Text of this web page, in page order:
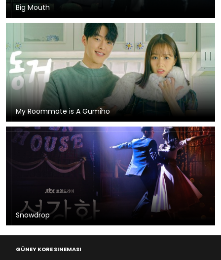
Big Mouth
My Roommate is A Gumiho
Snowdrop
GÜNEY KORE SINEMASI